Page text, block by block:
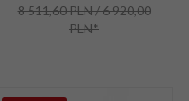
8 511,60 PLN / 6 920,00
PLN*